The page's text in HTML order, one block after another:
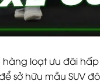
loạt ưu đãi
hữu mẫu SUV